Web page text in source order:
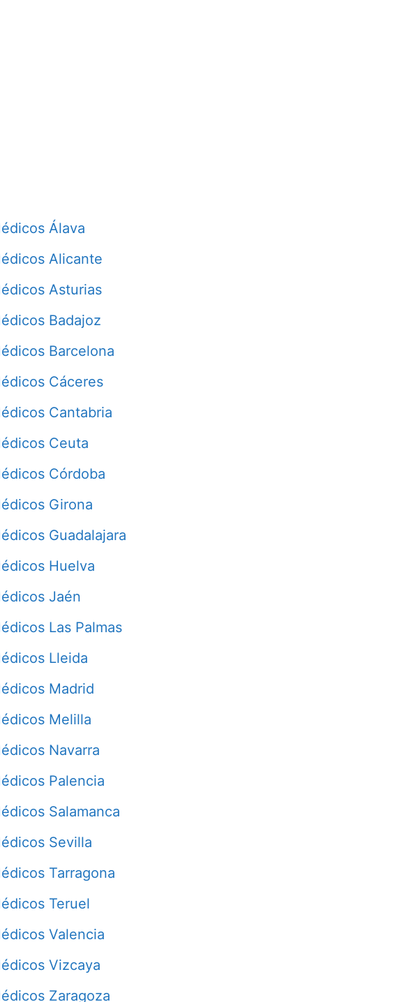
Álava
Alicante
Asturias
Badajoz
Barcelona
Cáceres
Cantabria
Ceuta
Córdoba
Girona
Guadalajara
Huelva
Jaén
Las Palmas
Lleida
Madrid
Melilla
Navarra
Palencia
Salamanca
Sevilla
Tarragona
Teruel
Valencia
Vizcaya
Zaragoza